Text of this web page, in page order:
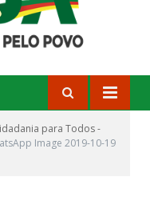
para Todos -
Image 2019-10-19